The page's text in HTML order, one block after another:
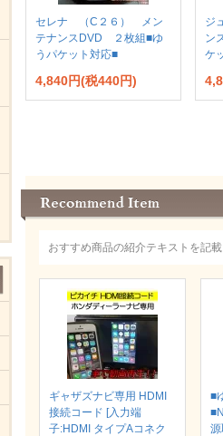
セレナ （C２６） メン
テナンスDVD ２枚組■ゆ
うパケット対応■
4,840円(税440円)
ジ
ン
ケ
おすすめ商品の紹介テキストを記
ギャザズナビ専用 HDMI
接続コード [入力端
子:HDMI タイプAコネク
■